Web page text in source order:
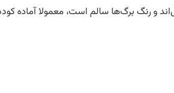
و رنگ برگ‌ها سالم است، معمولا آماده